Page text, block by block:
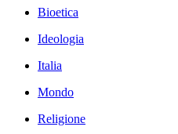
Bioetica
Ideologia
Italia
Mondo
Religione